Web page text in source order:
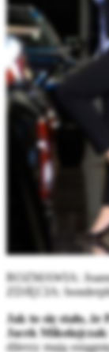
ROZMAWIA:
ZDJĘCIA:
Jak to się stało,
Jacek Mikołajczak
dilerzy mają